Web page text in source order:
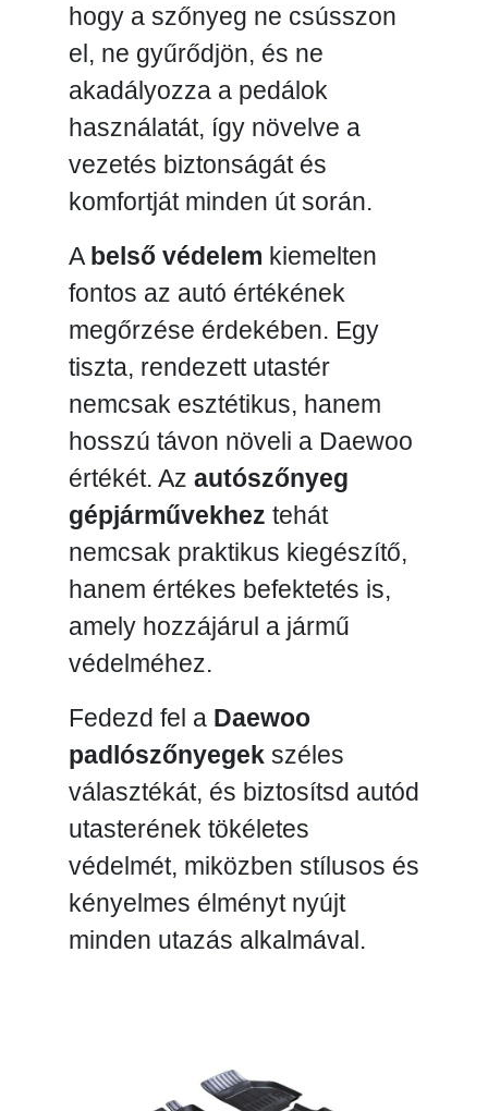
hogy a szőnyeg ne csússzon
el, ne gyűrődjön, és ne
akadályozza a pedálok
használatát, így növelve a
vezetés biztonságát és
komfortját minden út során.
A belső védelem kiemelten
fontos az autó értékének
megőrzése érdekében. Egy
tiszta, rendezett utastér
nemcsak esztétikus, hanem
hosszú távon növeli a Daewoo
értékét. Az autószőnyeg
gépjárművekhez tehát
nemcsak praktikus kiegészítő,
hanem értékes befektetés is,
amely hozzájárul a jármű
védelméhez.
Fedezd fel a Daewoo
padlószőnyegekszéles
választékát, és biztosítsd autód
utasterének tökéletes
védelmét, miközben stílusos és
kényelmes élményt nyújt
minden utazás alkalmával.